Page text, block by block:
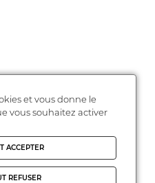
et vous donne le
vous souhaitez activer
ACCEPTER
REFUSER